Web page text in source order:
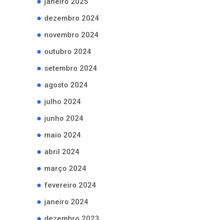
dezembro 2024
novembro 2024
outubro 2024
setembro 2024
agosto 2024
julho 2024
junho 2024
maio 2024
abril 2024
março 2024
fevereiro 2024
janeiro 2024